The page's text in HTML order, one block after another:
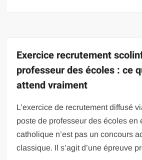
Exercice recrutement
professeur des écoles : ce
attend vraiment
L’exercice de recrutement diffusé
poste de professeur des écoles en
catholique n’est pas un concours
classique. Il s’agit d’une épreuve